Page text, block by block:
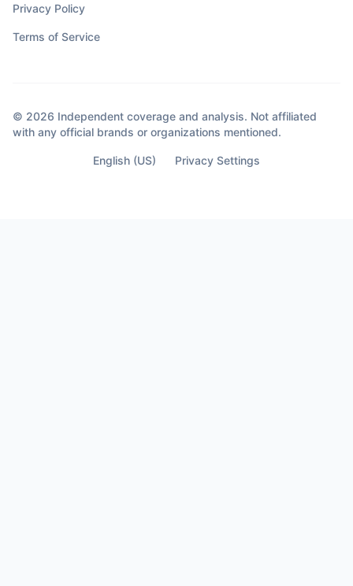
Privacy Policy
Terms of Service
© 2026 Independent coverage and analysis. Not affiliated
with any official brands or organizations mentioned.
English (US) Privacy Settings